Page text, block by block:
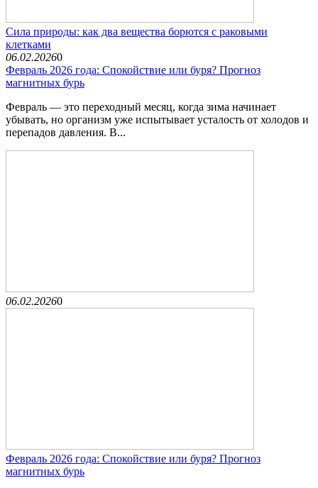
Сила природы: как два вещества борются с раковыми
клетками
06.02.20260
Февраль 2026 года: Спокойствие или буря? Прогноз
магнитных бурь
Февраль — это переходный месяц, когда зима начинает
убывать, но организм уже испытывает усталость от холодов и
перепадов давления. В...
06.02.20260
Февраль 2026 года: Спокойствие или буря? Прогноз
магнитных бурь